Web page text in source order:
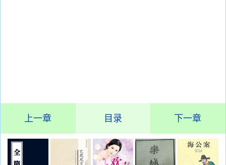
上一章 目录 下一章